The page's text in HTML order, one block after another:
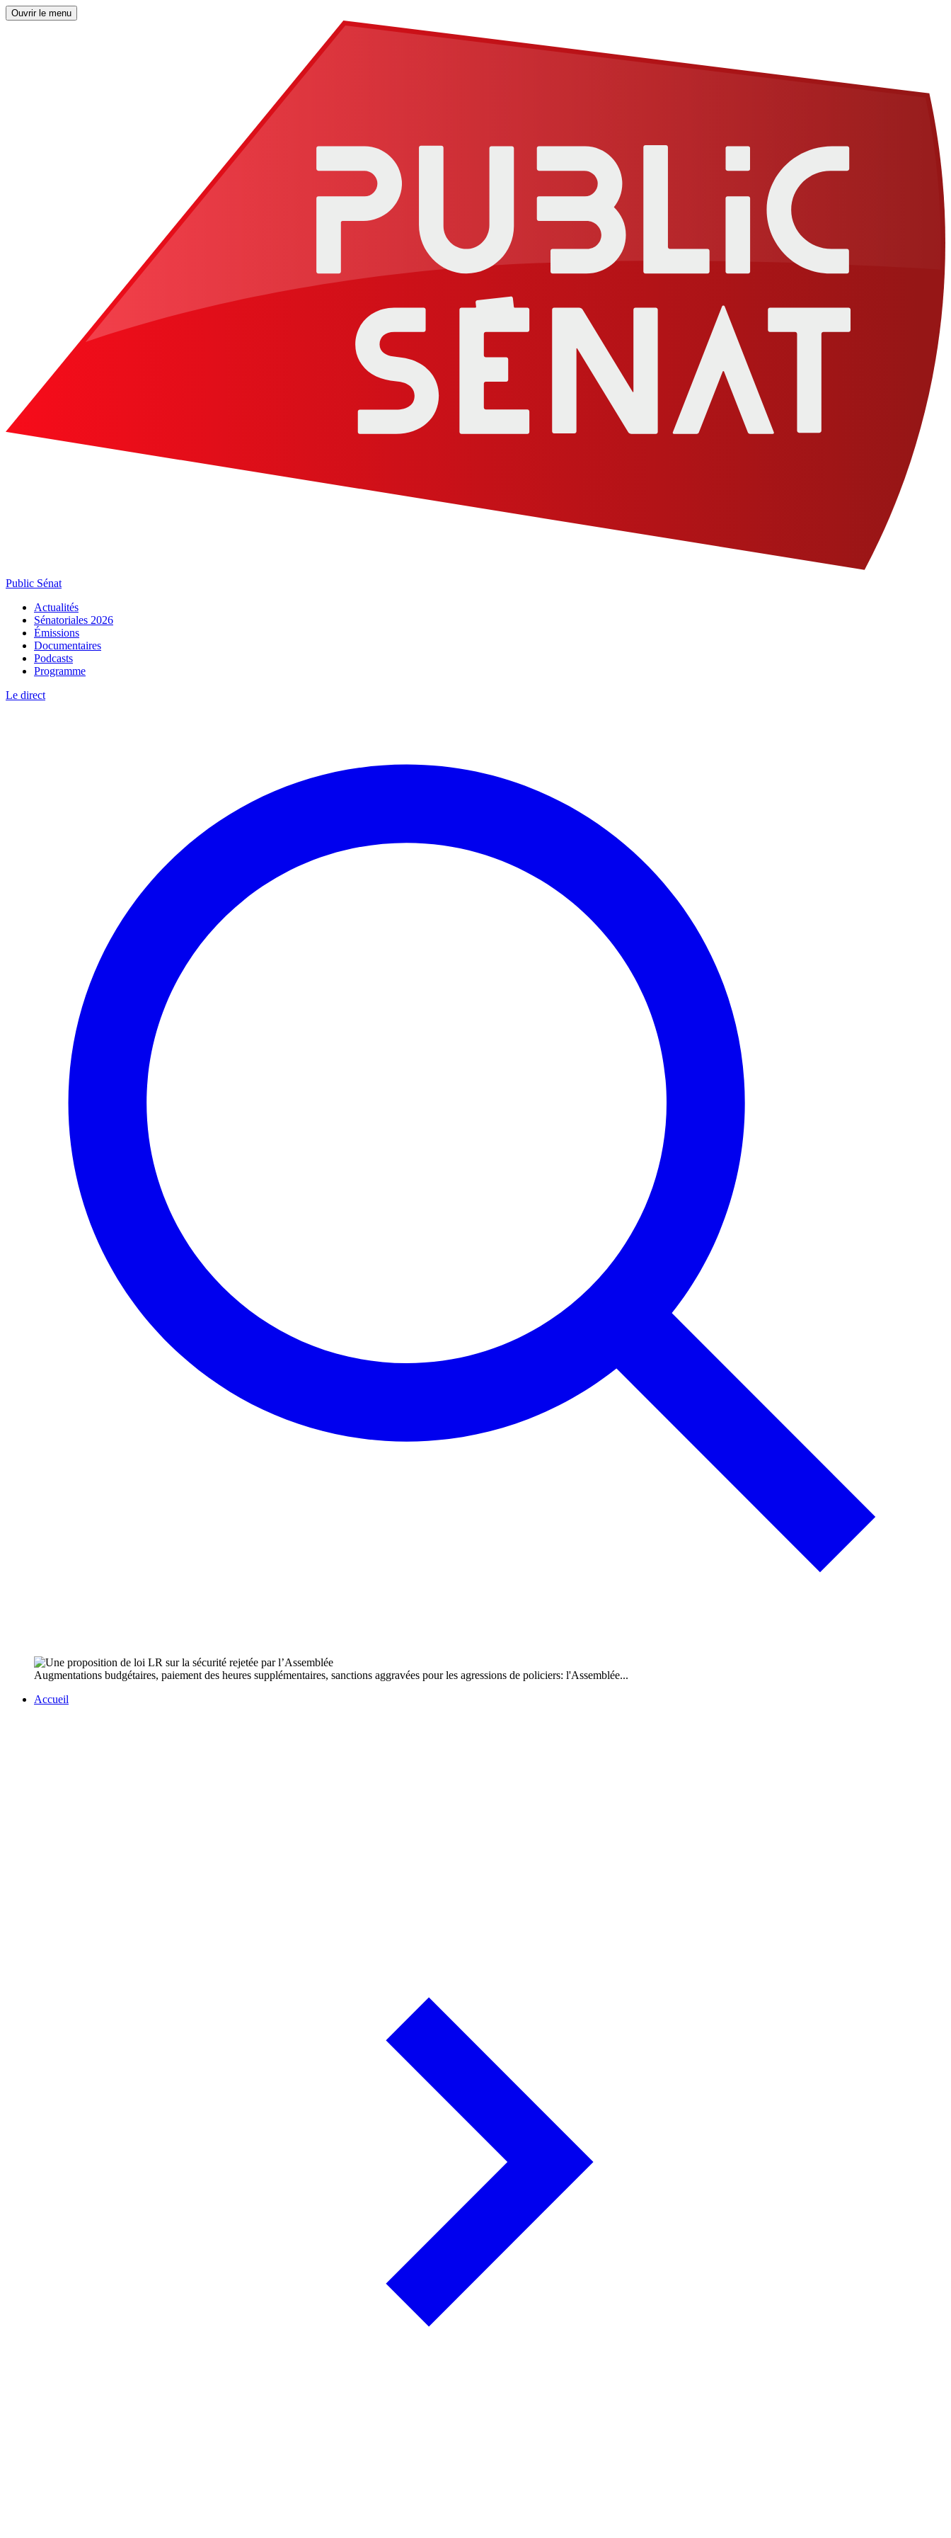
Ouvrir le menu
Public Sénat
Actualités
Sénatoriales 2026
Émissions
Documentaires
Podcasts
Programme
Le direct
Augmentations budgétaires, paiement des heures supplémentaires, sanctions aggravées pour les agressions de policiers: l'Assemblée...
Accueil